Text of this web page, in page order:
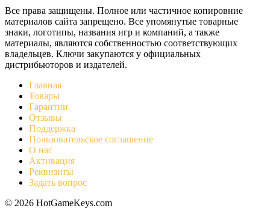
Все права защищены. Полное или частичное копировние
материалов сайта запрещено. Все упомянутые товарные
знаки, логотипы, названия игр и компаний, а также
материалы, являются собственностью соответствующих
владельцев. Ключи закупаются у официальных
дистрибьюторов и издателей.
Главная
Товары
Гарантии
Отзывы
Поддержка
Пользовательское соглашение
О нас
Активация
Реквизиты
Задать вопрос
© 2026 HotGameKeys.com